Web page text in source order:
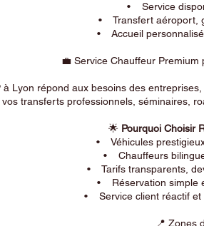
• Service
• Transfert aéroport,
• Accueil personnalisé
💼 Service Chauffeur
Lyon répond aux besoins des
transferts professionnels, séminaires,
🌟 Pourquoi Choisir
• Véhicules
• Chauffeurs
• Tarifs transparents,
• Réservation simple
• Service client réactif et
📍 Zones